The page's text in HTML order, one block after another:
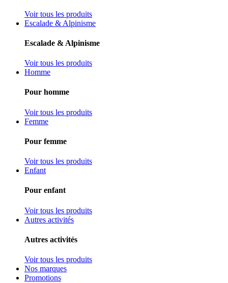
Voir tous les produits
Escalade & Alpinisme
Escalade & Alpinisme
Voir tous les produits
Homme
Pour homme
Voir tous les produits
Femme
Pour femme
Voir tous les produits
Enfant
Pour enfant
Voir tous les produits
Autres activités
Autres activités
Voir tous les produits
Nos marques
Promotions